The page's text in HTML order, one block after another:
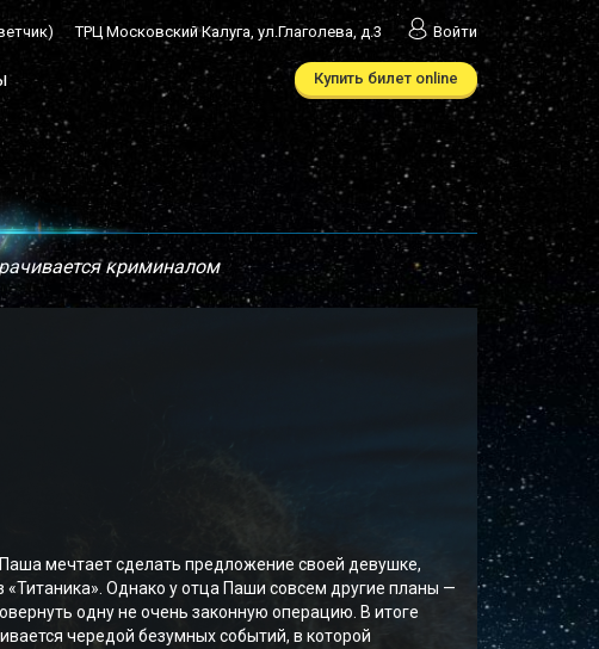
ТРЦ Московский Калуга, ул.Глаголева, д.3 Войти
Купить билет online
криминалом
мечтает сделать предложение своей девушке,
«Титаника». Однако у отца Паши совсем другие планы —
одну не очень законную операцию. В итоге
чередой безумных событий, в которой